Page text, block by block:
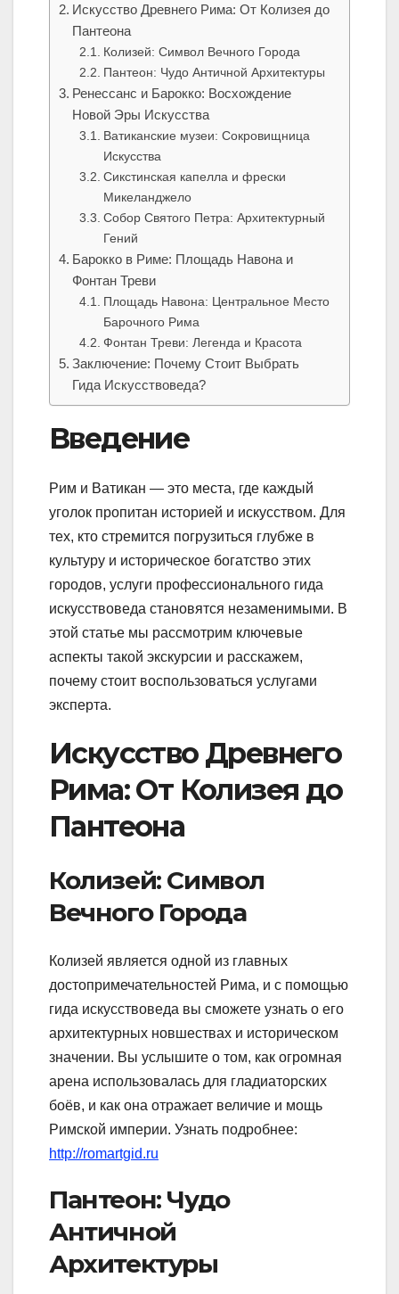
Искусство Древнего Рима: От Колизея до
Пантеона
Колизей: Символ Вечного Города
Пантеон: Чудо Античной Архитектуры
Ренессанс и Барокко: Восхождение
Новой Эры Искусства
Ватиканские музеи: Сокровищница
Искусства
Сикстинская капелла и фрески
Микеланджело
Собор Святого Петра: Архитектурный
Гений
Барокко в Риме: Площадь Навона и
Фонтан Треви
Площадь Навона: Центральное Место
Барочного Рима
Фонтан Треви: Легенда и Красота
Заключение: Почему Стоит Выбрать
Гида Искусствоведа?
Введение
Рим и Ватикан — это места, где каждый
уголок пропитан историей и искусством. Для
тех, кто стремится погрузиться глубже в
культуру и историческое богатство этих
городов, услуги профессионального гида
искусствоведа становятся незаменимыми. В
этой статье мы рассмотрим ключевые
аспекты такой экскурсии и расскажем,
почему стоит воспользоваться услугами
эксперта.
Искусство Древнего
Рима: От Колизея до
Пантеона
Колизей: Символ
Вечного Города
Колизей является одной из главных
достопримечательностей Рима, и с помощью
гида искусствоведа вы сможете узнать о его
архитектурных новшествах и историческом
значении. Вы услышите о том, как огромная
арена использовалась для гладиаторских
боёв, и как она отражает величие и мощь
Римской империи. Узнать подробнее:
http://romartgid.ru
Пантеон: Чудо
Античной
Архитектуры